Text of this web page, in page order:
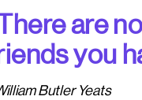
are
you
Butler Yeats